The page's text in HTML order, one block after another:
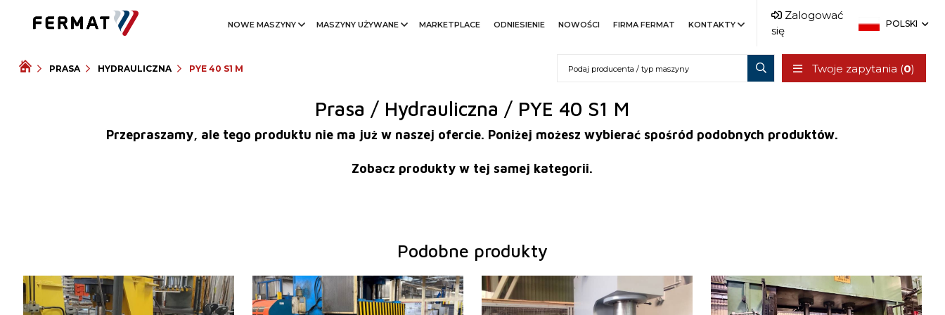
NOWE MASZYNY MASZYNY UŻYWANE MARKETPLACE ODNIESIENIE NOWOŚCI FIRMA FERMAT KONTAKTY
Zalogować
się
POLSKI
PRASA HYDRAULICZNA PYE 40 S1 M Twoje zapytania (0)
Prasa / Hydrauliczna / PYE 40 S1 M
Przepraszamy, ale tego produktu nie ma już w naszej ofercie. Poniżej możesz wybierać spośród podobnych produktów.
Zobacz produkty w tej samej kategorii.
Podobne produkty
Rok produkcji:
2005
Nominalna siła kształtująca
28 t
Rok produkcji:
2012
Nominalna siła kształtująca prasy150 t
Rok produkcji:
Nominalna siła kształtująca
160 t
Rok produkcji:
2003
Nominalna siła kształtująca
500 t